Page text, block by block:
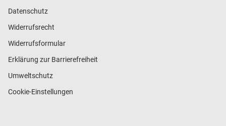
Datenschutz
Widerrufsrecht
Widerrufsformular
Erklärung zur Barrierefreiheit
Umweltschutz
Cookie-Einstellungen